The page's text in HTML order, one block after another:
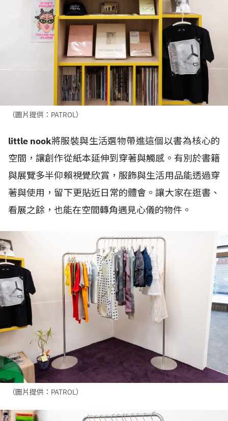
（圖片提供：PATROL）
little nook將服裝與生活選物帶進這個以書為核心的
空間，讓創作從紙本延伸到穿著與觸感。有別於書籍
與展覽多半仰賴視覺欣賞，服飾與生活用品能透過穿
著與使用，留下更貼近日常的體會。讓大家在逛書、
看展之餘，也能在空間轉角遇見心儀的物件。
（圖片提供：PATROL）